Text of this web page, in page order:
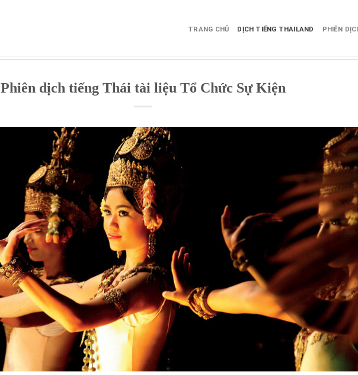
TRANG CHỦ DỊCH TIẾNG THAILAND PHIÊN
Phiên dịch tiếng Thái tài liệu Tổ Chức Sự Kiện